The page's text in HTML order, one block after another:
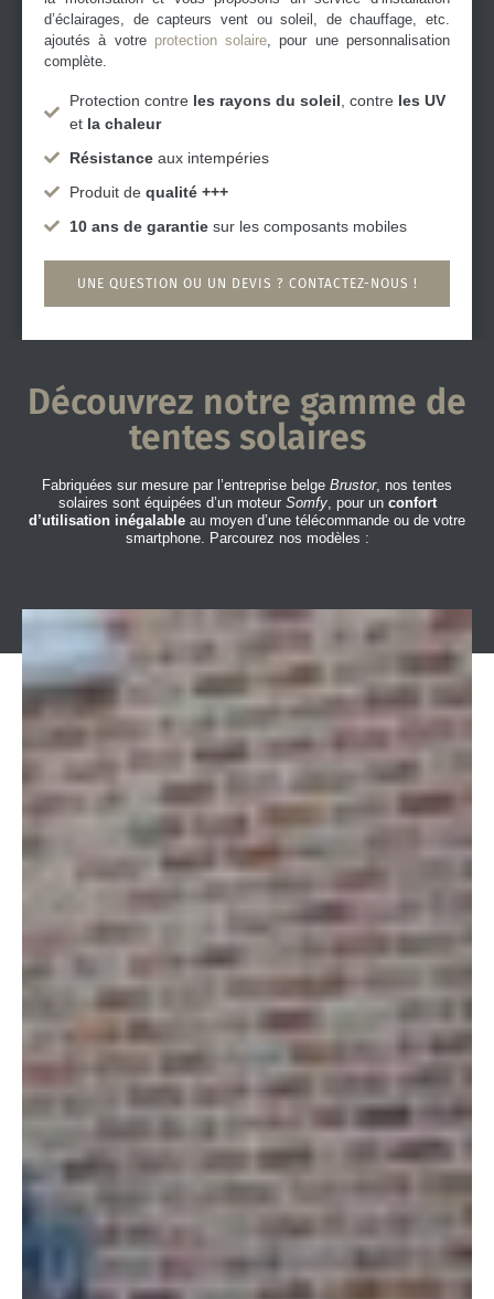
d’éclairages, de capteurs vent ou soleil, de chauffage, etc.
ajoutés à votre protection solaire , pour une personnalisation
complète.
Protection contre les rayons du soleil , contre les UV
etla chaleur
Résistanceaux intempéries
Produit de qualité +++
10 ans de garantiesur les composants mobiles
UNE QUESTION OU UN DEVIS ? CONTACTEZ-NOUS !
Découvrez notre gamme de
tentes solaires
Fabriquées sur mesure par l’entreprise belge Brustor, nos tentes
solaires sont équipées d’un moteur Somfy, pour un confort
d’utilisation inégalable au moyen d’une télécommande ou de votre
smartphone. Parcourez nos modèles :